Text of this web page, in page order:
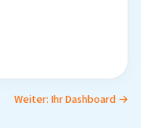
Weiter: Ihr Dashboard →